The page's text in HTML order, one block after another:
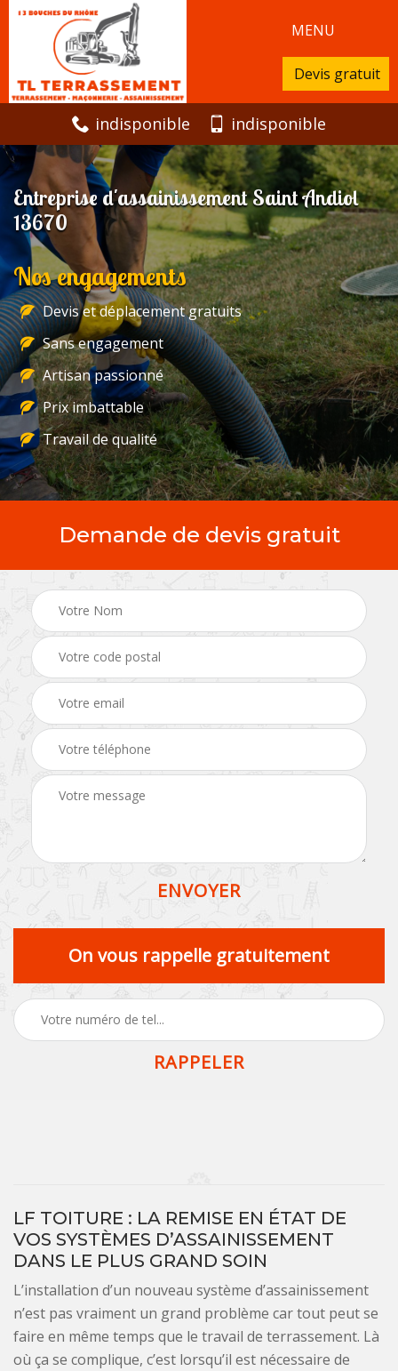
MENU
Devis gratuit
indisponible indisponible
Entreprise d'assainissement Saint Andiol
13670
Nos engagements
Devis et déplacement gratuits
Sans engagement
Artisan passionné
Prix imbattable
Travail de qualité
Demande de devis gratuit
On vous rappelle gratuitement
LF TOITURE : LA REMISE EN ÉTAT DE
VOS SYSTÈMES D’ASSAINISSEMENT
DANS LE PLUS GRAND SOIN
L’installation d’un nouveau système d’assainissement
n’est pas vraiment un grand problème car tout peut se
faire en même temps que le travail de terrassement. Là
où ça se complique, c’est lorsqu’il est nécessaire de